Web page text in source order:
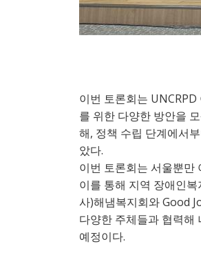
이번 토론회는 UNCRPD
를 위한 다양한 방안을
해 , 정책 수립 단계에서
았다.
이번 토론회는 서울뿐만
이를 통해 지역 장애인
사)해냄복지회와 Good
다양한 주체들과 협력해
예정이다.